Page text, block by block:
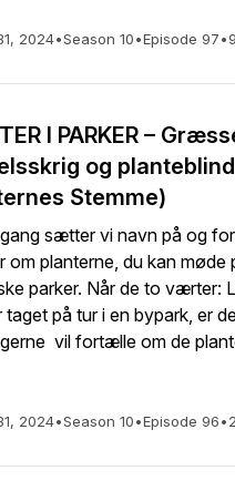
2024•Season 10•Episode 97•
I PARKER –
og
Stemme)
sætter vi navn på og
om planterne, du kan møde
parker. Når de to værter:
taget på tur i en bypark, er
vil fortælle om de
2024•Season 10•Episode 96•